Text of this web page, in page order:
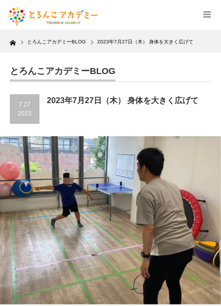
Home とろんこアカデミーBLOG 2023年7月27日（木） 身体を大きく広げて
とろんこアカデミーBLOG
7.27
2023
2023年7月27日（木） 身体を大きく広げて